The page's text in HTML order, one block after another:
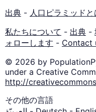
出典 - 人口ピラミッドと
私たちについて - 出典 -
ォローします - Contact
© 2026 by
under a Creative
http://
その他の言語